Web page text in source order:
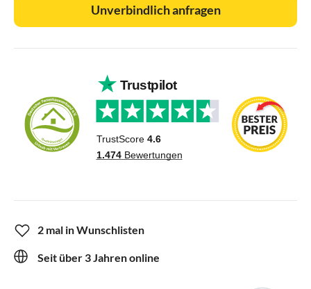
Unverbindlich anfragen
2 mal in Wunschlisten
Seit über 3 Jahren online